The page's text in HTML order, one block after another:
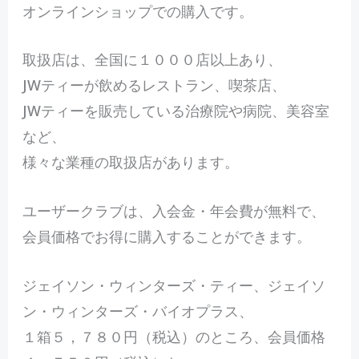
オンラインショップでの購入です。
取扱店は、全国に１０００店以上あり、
JWティーが飲めるレストラン、喫茶店、
JWティーを販売している治療院や病院、美容室
など、
様々な業種の取扱店があります。
ユーザークラブは、入会金・年会費が無料で、
会員価格でお得に購入することができます。
ジェイソン・ウィンターズ・ティー、ジェイソ
ン・ウィンターズ・バイオプラス、
１箱５，７８０円（税込）のところ、会員価格